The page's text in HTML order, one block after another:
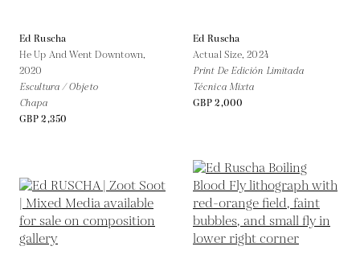
Ed Ruscha
He Up And Went Downtown,
2020
Escultura / Objeto
Chapa
GBP 2,350
Ed Ruscha
Actual Size,2024
Print De Edición Limitada
Técnica Mixta
GBP 2,000